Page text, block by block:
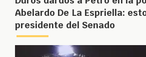
Abelardo De La Espriella:
presidente del Senado